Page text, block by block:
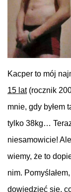
Kacper to mój
15 lat(rocznik
mnie, gdy byłem
tylko 38kg…
niesamowicie!
wiemy, że to
nim.
dowiedzieć się,